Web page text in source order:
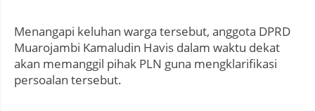
Menangapi keluhan warga tersebut, anggota DPRD
Muarojambi Kamaludin Havis dalam waktu dekat
akan memanggil pihak PLN guna mengklarifikasi
persoalan tersebut.